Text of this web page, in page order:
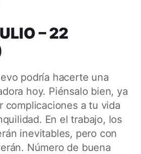
– 22
podría hacerte una
hoy. Piénsalo bien, ya
complicaciones a tu vida
En el trabajo, los
inevitables, pero con
Número de buena